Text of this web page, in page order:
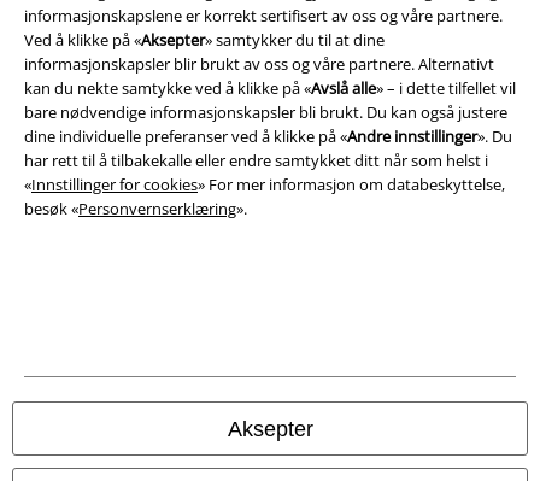
informasjonskapslene er korrekt sertifisert av oss og våre partnere.
Ved å klikke på «Aksepter» samtykker du til at dine
informasjonskapsler blir brukt av oss og våre partnere. Alternativt
kan du nekte samtykke ved å klikke på «Avslå alle» – i dette tilfellet vil
bare nødvendige informasjonskapsler bli brukt. Du kan også justere
dine individuelle preferanser ved å klikke på «Andre innstillinger». Du
har rett til å tilbakekalle eller endre samtykket ditt når som helst i
«Innstillinger for cookies» For mer informasjon om databeskyttelse,
besøk «Personvernserklæring».
Aksepter
A Warner Music Group Company
Juridisk informasjon/Vilkår